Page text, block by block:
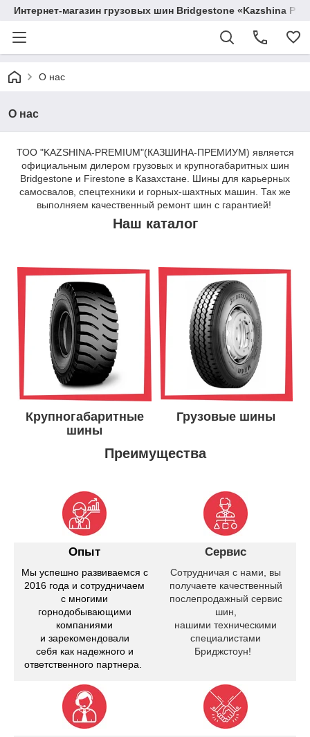
Интернет-магазин грузовых шин Bridgestone «Kazshina
О нас
О нас
ТОО "KAZSHINA-PREMIUM"(КАЗШИНА-ПРЕМИУМ) является
официальным дилером грузовых и крупногабаритных шин
Bridgestone и Firestone в Казахстане. Шины для карьерных
самосвалов, спецтехники и горных-шахтных машин. Так же
выполняем качественный ремонт шин с гарантией!
Наш каталог
Крупногабаритные
шины
Грузовые шины
Преимущества
Опыт
Мы успешно развиваемся с
2016 года и сотрудничаем
с многими
горнодобывающими
компаниями
и зарекомендовали
себя как надежного и
ответственного партнера.
Сервис
Сотрудничая с нами, вы
получаете качественный
послепродажный сервис
шин,
нашими техническими
специалистами
Бриджстоун!